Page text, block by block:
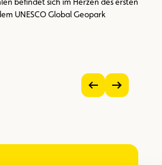
UNESCO Global Geopark